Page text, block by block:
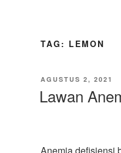
TAG: LEMON
DIPOSKAN
AGUSTUS 2, 2021
Lawan
Anemia defisiensi